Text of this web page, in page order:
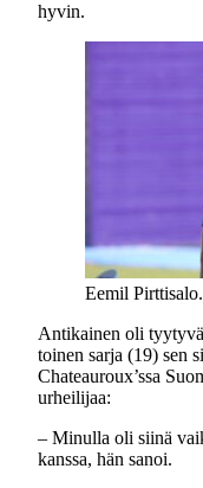
hyvin.
Eemil Pirttisalo.
Antikainen oli
toinen sarja (19) sen
Chateauroux’ssa
urheilijaa:
– Minulla oli siinä
kanssa, hän sanoi.